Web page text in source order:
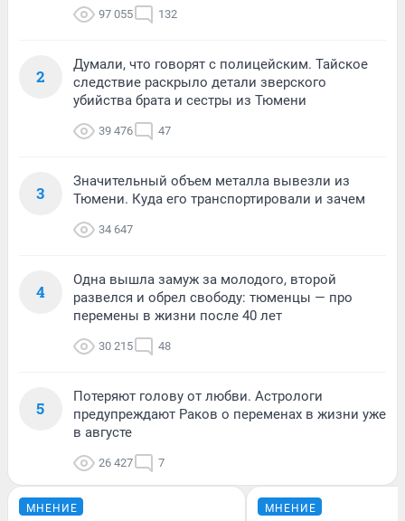
97 055 132
2
Думали, что говорят с полицейским. Тайское
следствие раскрыло детали зверского
убийства брата и сестры из Тюмени
39 476 47
3
Значительный объем металла вывезли из
Тюмени. Куда его транспортировали и зачем
34 647
4
Одна вышла замуж за молодого, второй
развелся и обрел свободу: тюменцы — про
перемены в жизни после 40 лет
30 215 48
5
Потеряют голову от любви. Астрологи
предупреждают Раков о переменах в жизни уже
в августе
26 427 7
МНЕНИЕ МНЕНИЕ